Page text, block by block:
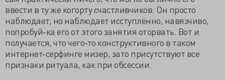
ввести в ту же когорту счастливчиков. Он просто
наблюдает, но наблюдает исступлённо, навязчиво,
попробуй-ка его от этого занятия оторвать. Вот и
получается, что чего-то конструктивного в таком
интернет-серфинге мизер, зато присутствуют все
признаки ритуала, как при обсессии.